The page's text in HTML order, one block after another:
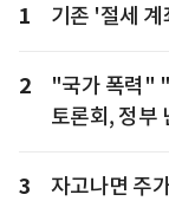
1 기존 '절세
2
"국가 폭력"
토론회, 정부
3
자고나면 주